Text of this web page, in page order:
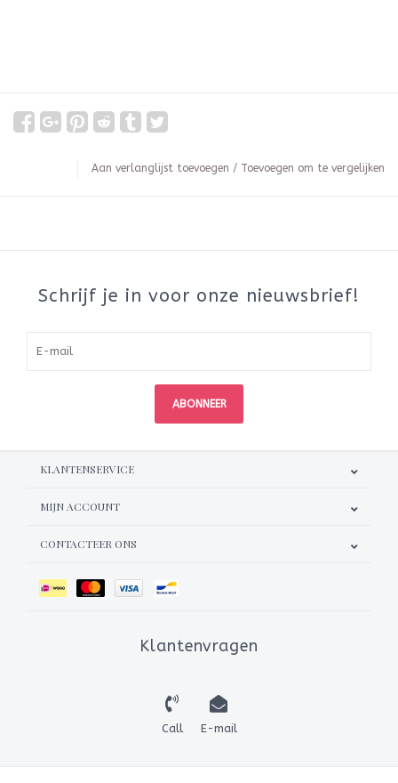
Aan verlanglijst toevoegen / Toevoegen om te vergelijken
Schrijf je in voor onze nieuwsbrief!
ABONNEER
KLANTENSERVICE
MIJN ACCOUNT
CONTACTEER ONS
Klantenvragen
Call E-mail